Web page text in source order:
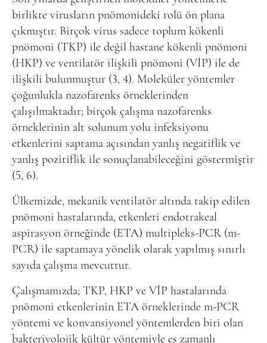
birlikte virusların pnömonideki rolü ön plana
çıkmıştır. Birçok virus sadece toplum kökenli
pnömoni (TKP) ile değil hastane kökenli pnömoni
(HKP) ve ventilatör ilişkili pnömoni (VİP) ile de
ilişkili bulunmuştur (3, 4). Moleküler yöntemler
çoğunlukla nazofarenks örneklerinden
çalışılmaktadır; birçok çalışma nazofarenks
örneklerinin alt solunum yolu infeksiyonu
etkenlerini saptama açısından yanlış negatiflik ve
yanlış pozitiflik ile sonuçlanabileceğini göstermiştir
(5, 6).
Ülkemizde, mekanik ventilatör altında takip edilen
pnömoni hastalarında, etkenleri endotrakeal
aspirasyon örneğinde (ETA) multipleks-PCR (m-
PCR) ile saptamaya yönelik olarak yapılmış sınırlı
sayıda çalışma mevcuttur.
Çalışmamızda; TKP, HKP ve VİP hastalarında
pnömoni etkenlerinin ETA örneklerinde m-PCR
yöntemi ve konvansiyonel yöntemlerden biri olan
bakteriyolojik kültür yöntemiyle eş zamanlı